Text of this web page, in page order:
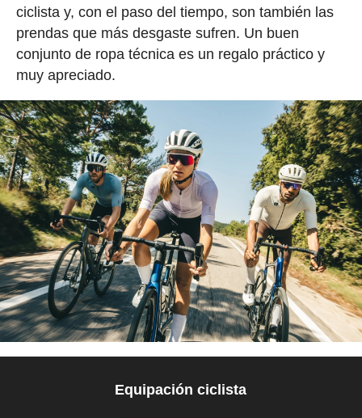
ciclista y, con el paso del tiempo, son también las
prendas que más desgaste sufren. Un buen
conjunto de ropa técnica es un regalo práctico y
muy apreciado.
Equipación ciclista